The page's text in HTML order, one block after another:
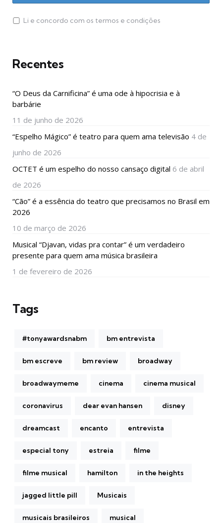
Li e concordo com os termos e condições
Recentes
“O Deus da Carnificina” é uma ode à hipocrisia e à
barbárie
11 de junho de 2026
“Espelho Mágico” é teatro para quem ama televisão 4 de
junho de 2026
OCTET é um espelho do nosso cansaço digital 6 de abril
de 2026
“Cão” é a essência do teatro que precisamos no Brasil em
2026
10 de março de 2026
Musical “Djavan, vidas pra contar” é um verdadeiro
presente para quem ama música brasileira
1 de fevereiro de 2026
Tags
#tonyawardsnabm bm entrevista
bm escreve bm review broadway
broadwaymeme cinema cinema musical
coronavirus dear evan hansen disney
dreamcast encanto entrevista
especial tony estreia filme
filme musical hamilton in the heights
jagged little pill Musicais
musicais brasileiros musical